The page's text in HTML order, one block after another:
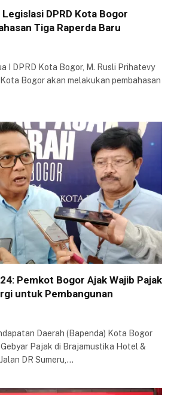
DPRD Kota Bogor
Tiga Raperda Baru
I DPRD Kota Bogor, M. Rusli Prihatevy
Bogor akan melakukan pembahasan
Pemkot Bogor Ajak Wajib Pajak
untuk Pembangunan
Daerah (Bapenda) Kota Bogor
Pajak di Brajamustika Hotel &
DR Sumeru,…